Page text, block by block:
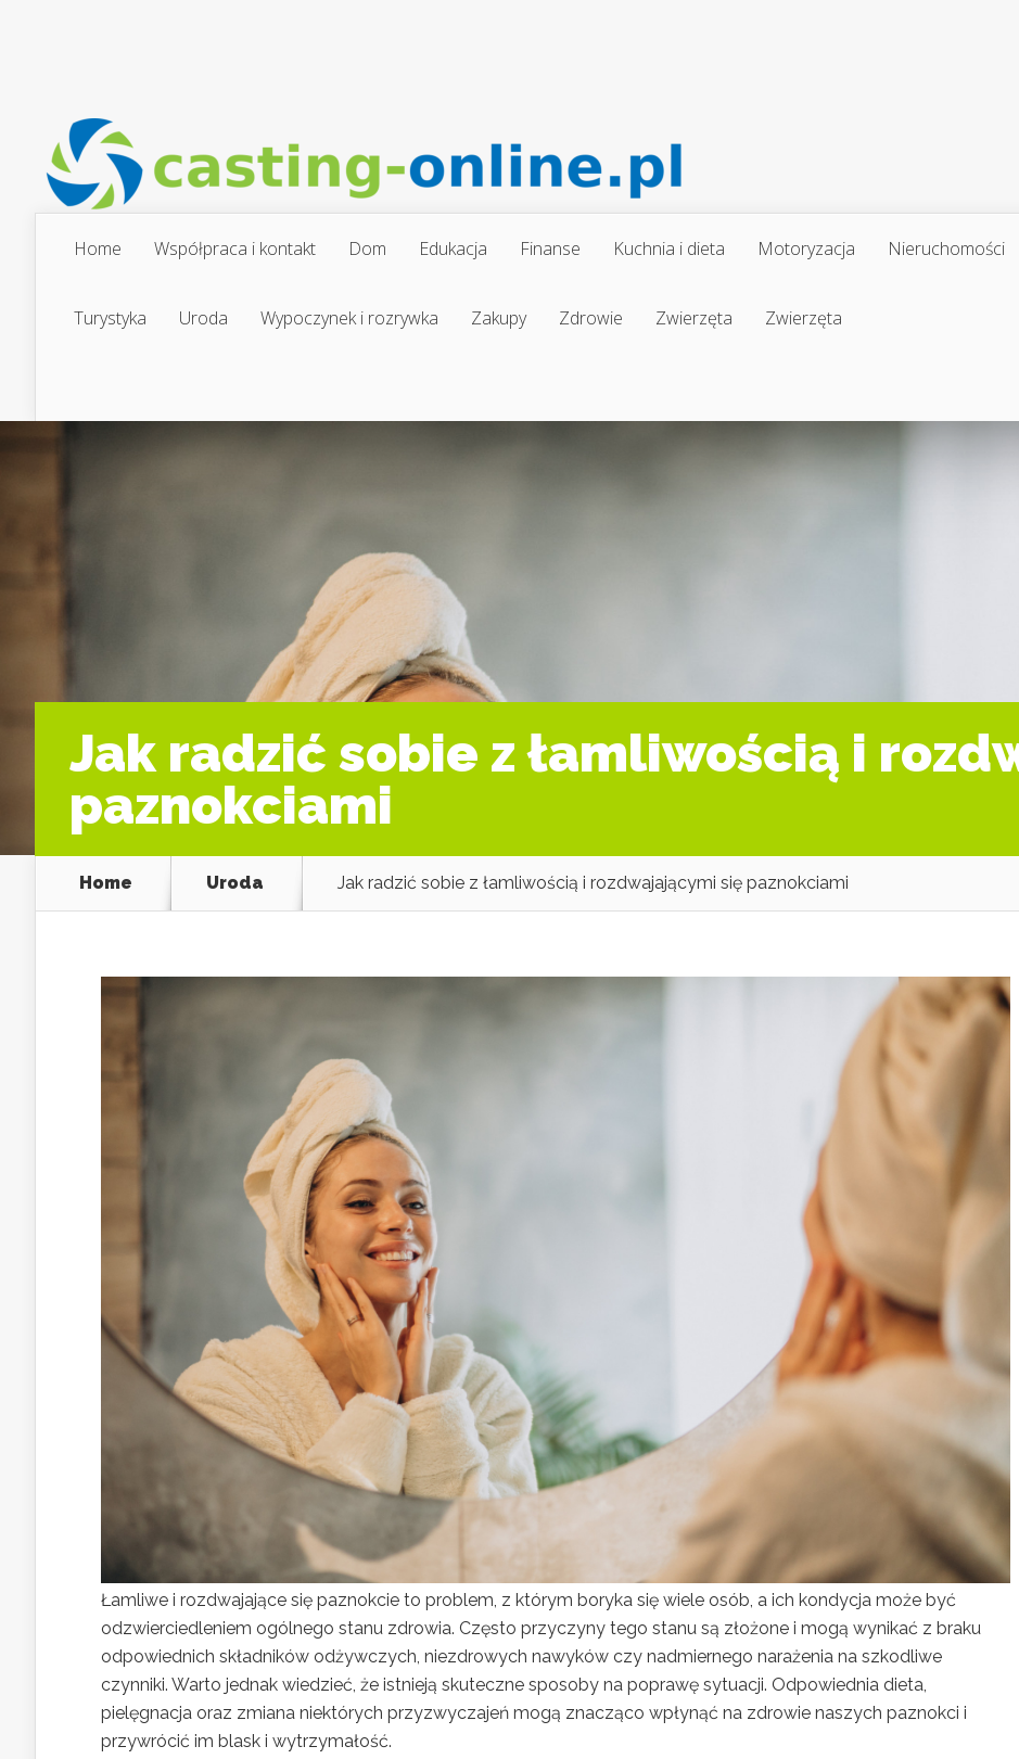
Home Współpraca i kontakt Dom Edukacja Finanse Kuchnia i dieta Motoryzacja Nieruchomości
Turystyka Uroda Wypoczynek i rozrywka Zakupy Zdrowie Zwierzęta Zwierzęta
Jak radzić sobie z łamliwością i
paznokciami
Home Uroda Jak radzić sobie z łamliwością i rozdwajającymi się paznokciami
Łamliwe i rozdwajające się paznokcie to problem, z którym boryka się wiele osób, a ich kondycja może być
odzwierciedleniem ogólnego stanu zdrowia. Często przyczyny tego stanu są złożone i mogą wynikać z braku
odpowiednich składników odżywczych, niezdrowych nawyków czy nadmiernego narażenia na szkodliwe
czynniki. Warto jednak wiedzieć, że istnieją skuteczne sposoby na poprawę sytuacji. Odpowiednia dieta,
pielęgnacja oraz zmiana niektórych przyzwyczajeń mogą znacząco wpłynąć na zdrowie naszych paznokci i
przywrócić im blask i wytrzymałość.